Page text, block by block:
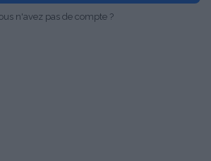
n'avez pas de compte ?